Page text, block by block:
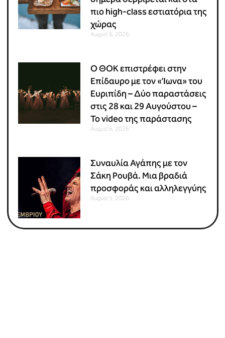
πιο high-class εστιατόρια της
χώρας
August 6, 2026
Ο ΘΟΚ επιστρέφει στην
Επίδαυρο με τον «Ίωνα» του
Ευριπίδη – Δύο παραστάσεις
στις 28 και 29 Αυγούστου –
Το video της παράστασης
August 6, 2026
Συναυλία Αγάπης με τον
Σάκη Ρουβά. Μια βραδιά
προσφοράς και αλληλεγγύης
August 5, 2026